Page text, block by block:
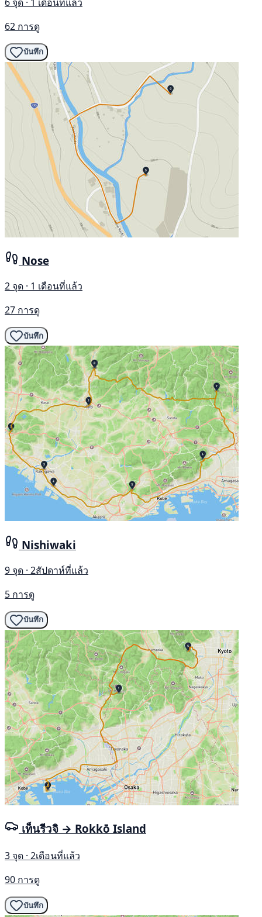
62 การดู
บันทึก
Nose
2 จุด · 1 เดือนที่แล้ว
27 การดู
บันทึก
Nishiwaki
9 จุด · 2สัปดาห์ที่แล้ว
5 การดู
บันทึก
เท็นรีวจิ → Rokkō Island
3 จุด · 2เดือนที่แล้ว
90 การดู
บันทึก